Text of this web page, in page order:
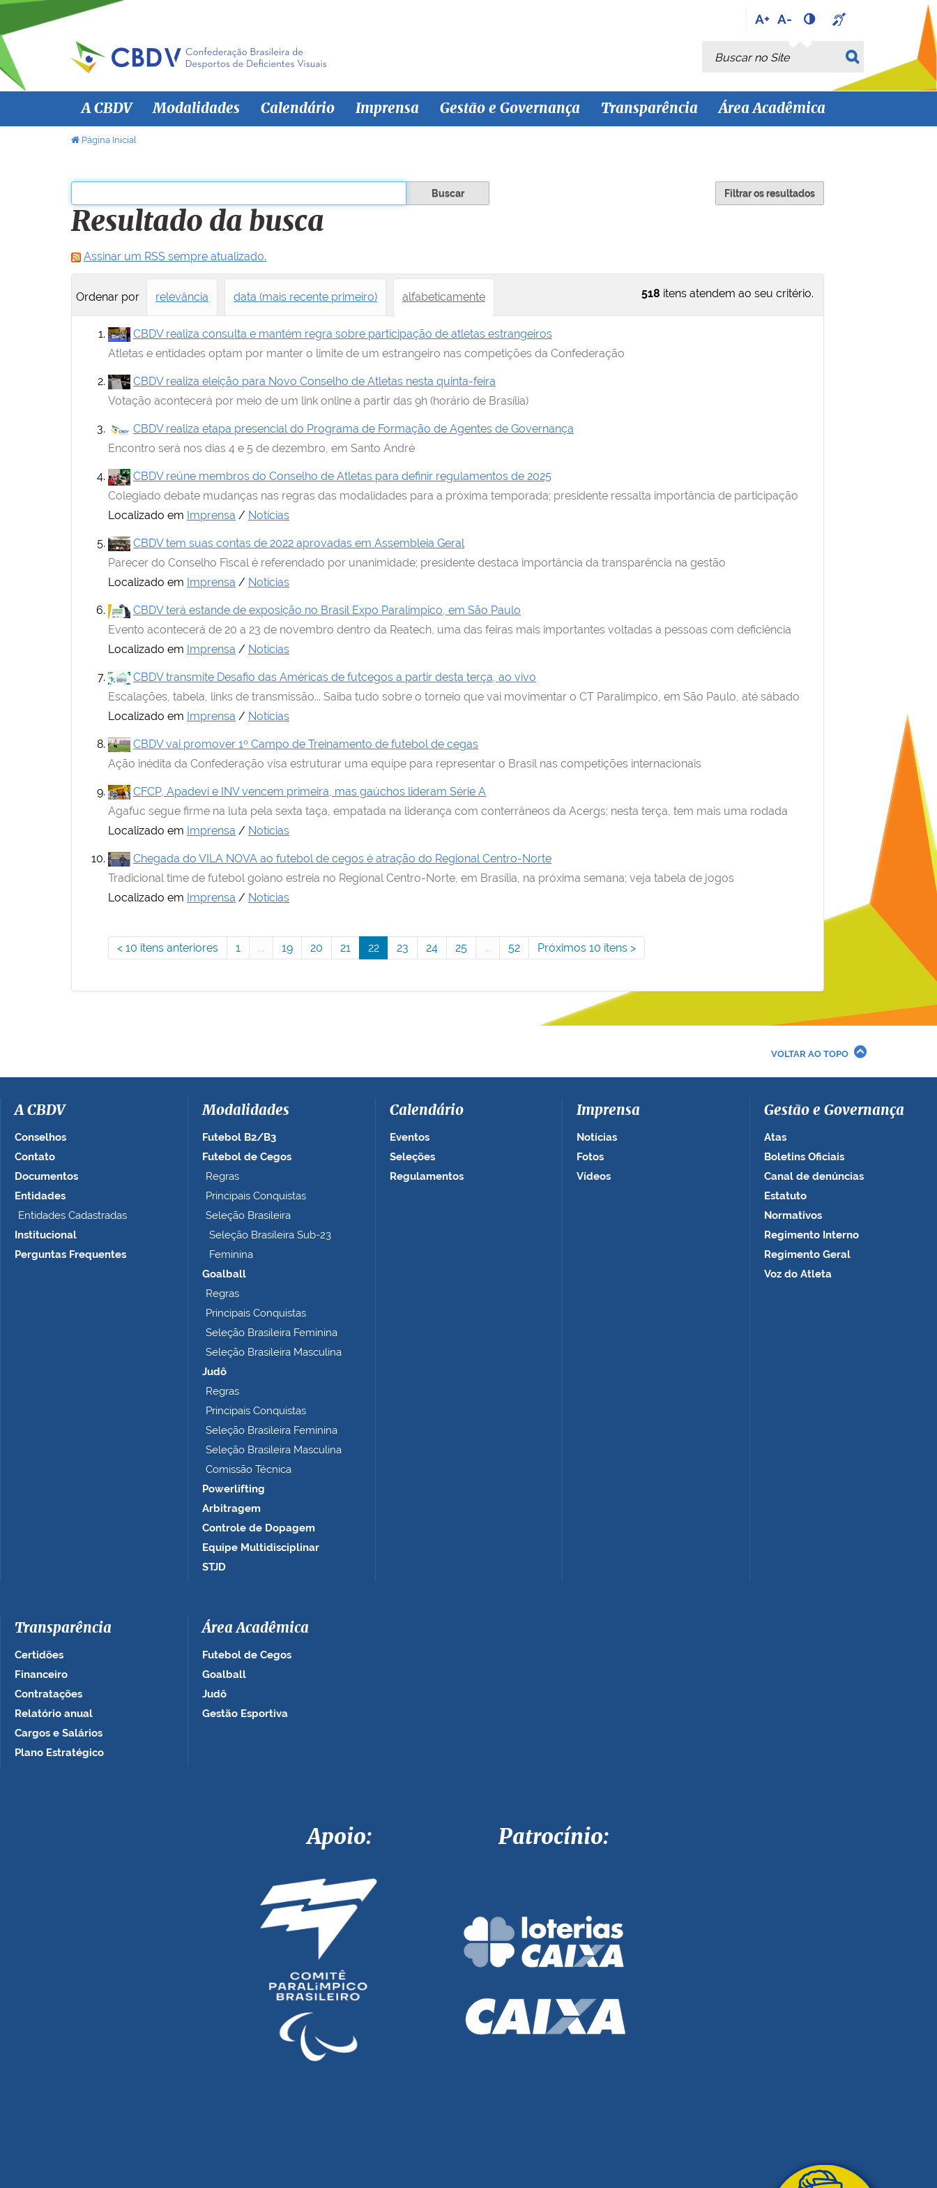
A+ A-
Busca
Busca Avançada…
A CBDV Modalidades Calendário Imprensa Gestão e Governança Transparência Área Acadêmica
V
ê
e
s
á
i
Página Inicial
Filtrar os resultados
Resultado da busca
Assinar um RSS sempre atualizado.
518 itens atendem ao seu critério.
Ordenar por relevância data (mais recente primeiro) alfabeticamente
CBDV realiza consulta e mantém regra sobre participação de atletas estrangeiros
Atletas e entidades optam por manter o limite de um estrangeiro nas competições da Confederação
CBDV realiza eleição para Novo Conselho de Atletas nesta quinta-feira
Votação acontecerá por meio de um link online a partir das 9h (horário de Brasília)
CBDV realiza etapa presencial do Programa de Formação de Agentes de Governança
Encontro será nos dias 4 e 5 de dezembro, em Santo André
CBDV reúne membros do Conselho de Atletas para definir regulamentos de 2025
Colegiado debate mudanças nas regras das modalidades para a próxima temporada; presidente ressalta importância de participação
Localizado em Imprensa / Notícias
CBDV tem suas contas de 2022 aprovadas em Assembleia Geral
Parecer do Conselho Fiscal é referendado por unanimidade; presidente destaca importância da transparência na gestão
Localizado em Imprensa / Notícias
CBDV terá estande de exposição no Brasil Expo Paralímpico, em São Paulo
Evento acontecerá de 20 a 23 de novembro dentro da Reatech, uma das feiras mais importantes voltadas a pessoas com deficiência
Localizado em Imprensa / Notícias
CBDV transmite Desafio das Américas de futcegos a partir desta terça, ao vivo
Escalações, tabela, links de transmissão... Saiba tudo sobre o torneio que vai movimentar o CT Paralímpico, em São Paulo, até sábado
Localizado em Imprensa / Notícias
CBDV vai promover 1º Campo de Treinamento de futebol de cegas
Ação inédita da Confederação visa estruturar uma equipe para representar o Brasil nas competições internacionais
CFCP, Apadevi e INV vencem primeira, mas gaúchos lideram Série A
Agafuc segue firme na luta pela sexta taça, empatada na liderança com conterrâneos da Acergs; nesta terça, tem mais uma rodada
Localizado em Imprensa / Notícias
Chegada do VILA NOVA ao futebol de cegos é atração do Regional Centro-Norte
Tradicional time de futebol goiano estreia no Regional Centro-Norte, em Brasília, na próxima semana; veja tabela de jogos
Localizado em Imprensa / Notícias
10 itens anteriores 1 ... 19 20 21 22 23 24 25 ... 52 Próximos 10 itens
VOLTAR AO TOPO
A CBDV
Conselhos
Contato
Documentos
Entidades
Entidades Cadastradas
Institucional
Perguntas Frequentes
Modalidades
Futebol B2/B3
Futebol de Cegos
Regras
Principais Conquistas
Seleção Brasileira
Seleção Brasileira Sub-23
Feminina
Goalball
Regras
Principais Conquistas
Seleção Brasileira Feminina
Seleção Brasileira Masculina
Judô
Regras
Principais Conquistas
Seleção Brasileira Feminina
Seleção Brasileira Masculina
Comissão Técnica
Powerlifting
Arbitragem
Controle de Dopagem
Equipe Multidisciplinar
STJD
Calendário
Eventos
Seleções
Regulamentos
Imprensa
Notícias
Fotos
Vídeos
Gestão e Governança
Atas
Boletins Oficiais
Canal de denúncias
Estatuto
Normativos
Regimento Interno
Regimento Geral
Voz do Atleta
Transparência
Certidões
Financeiro
Contratações
Relatório anual
Cargos e Salários
Plano Estratégico
Área Acadêmica
Futebol de Cegos
Goalball
Judô
Gestão Esportiva
Apoio: Patrocínio: